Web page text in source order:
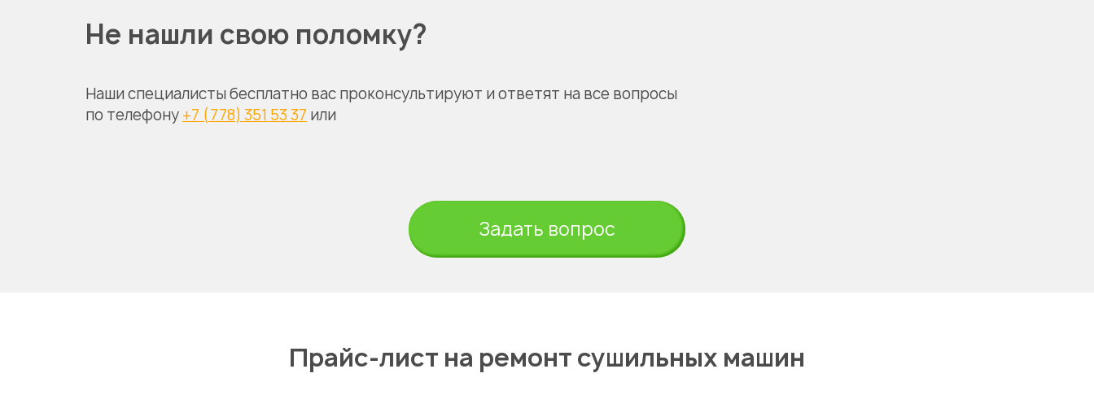
Не нашли свою поломку?
Наши специалисты бесплатно вас проконсультируют и ответят на все вопросы
по телефону +7 (778) 351 53 37 или
Задать вопрос
Прайс-лист на ремонт сушильных машин